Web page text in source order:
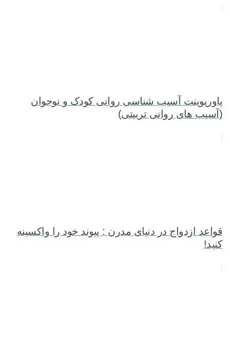
پاورپوینت آسیب شناسی روانی کودک و نوجوان
(آسیب های روانی تربیتی)
قواعد ازدواج در دنیای مدرن : پیوند خود را واکسینه
کنید!